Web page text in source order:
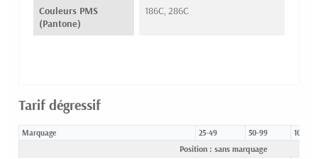
Couleurs PMS
(Pantone)
186C, 286C
Tarif dégressif
Marquage 25-49 50-99 100-
Position : sans marquage